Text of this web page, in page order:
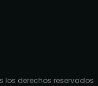
los derechos reservados